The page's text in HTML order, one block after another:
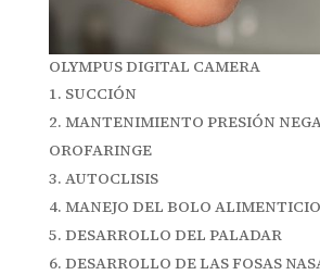
OLYMPUS DIGITAL CAMERA
SUCCIÓN
MANTENIMIENTO PRESIÓN
OROFARINGE
AUTOCLISIS
MANEJO DEL BOLO ALIMENTICIO
DESARROLLO DEL PALADAR
DESARROLLO DE LAS FOSAS